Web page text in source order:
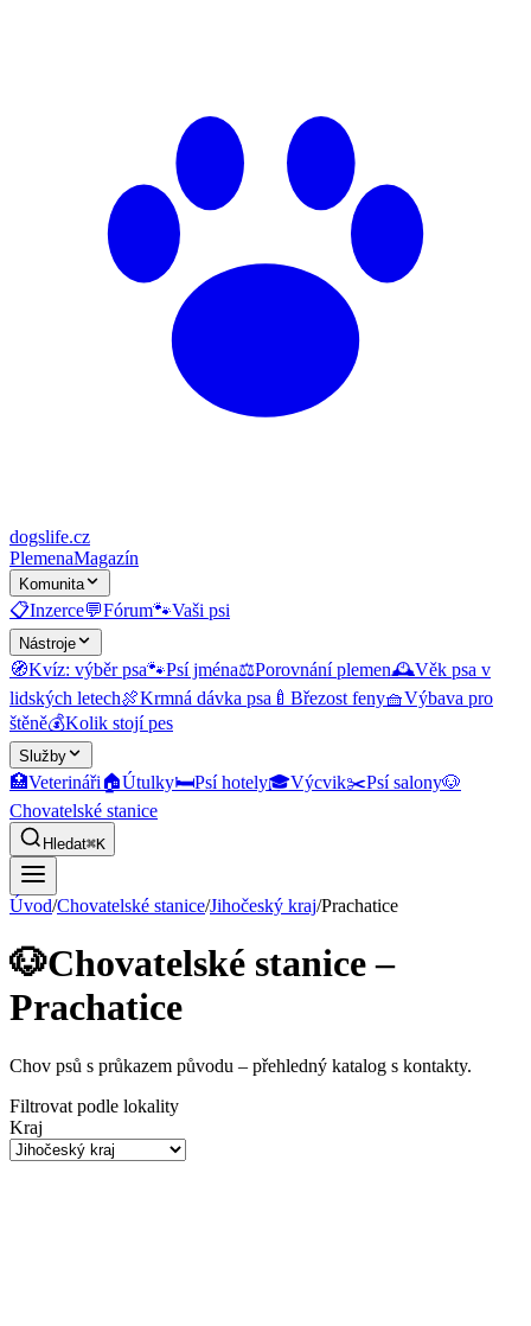
dogslife.cz
PlemenaMagazín
Komunita
📋Inzerce💬Fórum🐾Vaši psi
Nástroje
🧭Kvíz: výběr psa🐾Psí jména⚖️Porovnání plemen🕰️Věk psa v
lidských letech🍖Krmná dávka psa 🍼 Březost feny🧺Výbava pro
štěně💰Kolik stojí pes
Služby
🏥Veterináři🏠Útulky🛏️Psí hotely🎓Výcvik✂️Psí salony🐶
Chovatelské stanice
Hledat⌘K
Úvod/Chovatelské stanice/Jihočeský kraj/Prachatice
🐶Chovatelské stanice –
Prachatice
Chov psů s průkazem původu – přehledný katalog s kontakty.
Filtrovat podle lokality
Kraj